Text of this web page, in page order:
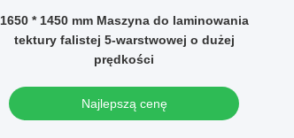
1650 * 1450 mm Maszyna do laminowania
tektury falistej 5-warstwowej o dużej
prędkości
Najlepszą cenę